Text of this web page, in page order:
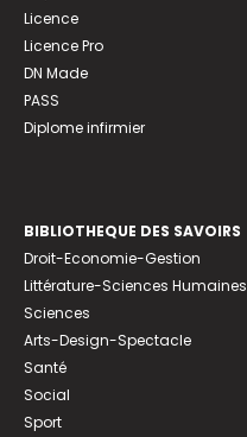
Licence
Licence Pro
DN Made
PASS
Diplome infirmier
BIBLIOTHEQUE DES SAVOIRS
Droit-Economie-Gestion
Littérature-Sciences Humaines
Sciences
Arts-Design-Spectacle
Santé
Social
Sport